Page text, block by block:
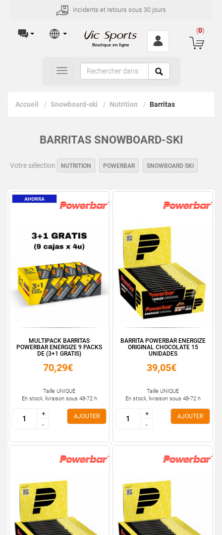
Incidents et retours sous 30 jours
(0)
Toggle
navigation
Accueil Snowboard-ski Nutrition Barritas
BARRITAS SNOWBOARD-SKI
Votre sélection NUTRITION POWERBAR SNOWBOARD SKI
MULTIPACK BARRITAS
POWERBAR ENERGIZE 9 PACKS
DE (3+1 GRATIS)
70,29€
Taille UNIQUE
En stock, livraison sous 48-72 h
+
-
+
-
AJOUTER
BARRITA POWERBAR ENERGIZE
ORIGINAL CHOCOLATE 15
UNIDADES
39,05€
Taille UNIQUE
En stock, livraison sous 48-72 h
+
-
+
-
AJOUTER